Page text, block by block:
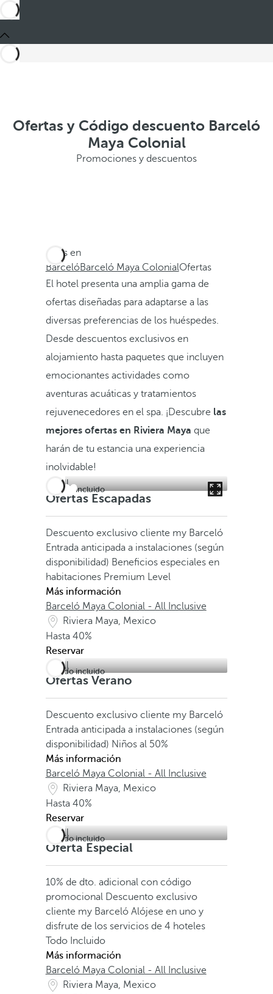
Ofertas y Código descuento Barceló
Maya Colonial
Promociones y descuentos
Estás en
BarcelóBarceló Maya ColonialOfertas
El hotel presenta una amplia gama de
ofertas diseñadas para adaptarse a las
diversas preferencias de los huéspedes.
Desde descuentos exclusivos en
alojamiento hasta paquetes que incluyen
emocionantes actividades como
aventuras acuáticas y tratamientos
rejuvenecedores en el spa. ¡Descubre las
mejores ofertas en Riviera Maya que
harán de tu estancia una experiencia
inolvidable!
Todo incluido
Ofertas Escapadas
Descuento exclusivo cliente my Barceló
Entrada anticipada a instalaciones (según
disponibilidad) Beneficios especiales en
habitaciones Premium Level
Más información
Barceló Maya Colonial - All Inclusive
Riviera Maya, Mexico
Hasta 40%
Reservar
Todo incluido
Ofertas Verano
Descuento exclusivo cliente my Barceló
Entrada anticipada a instalaciones (según
disponibilidad) Niños al 50%
Más información
Barceló Maya Colonial - All Inclusive
Riviera Maya, Mexico
Hasta 40%
Reservar
Todo incluido
Oferta Especial
10% de dto. adicional con código
promocional Descuento exclusivo
cliente my Barceló Alójese en uno y
disfrute de los servicios de 4 hoteles
Todo Incluido
Más información
Barceló Maya Colonial - All Inclusive
Riviera Maya, Mexico